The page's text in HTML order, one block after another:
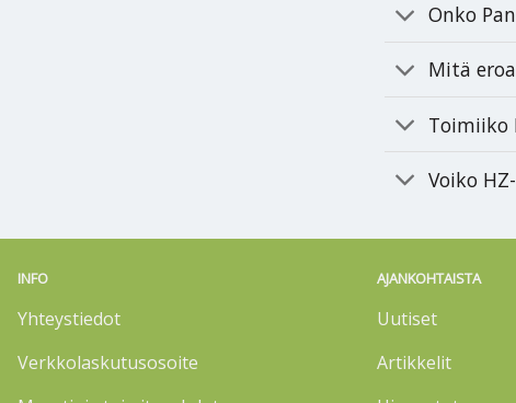
Onko
Mitä
Toimiiko
Voiko
INFO
Yhteystiedot
Verkkolaskutusosoite
AJANKOHTAISTA
Uutiset
Artikkelit